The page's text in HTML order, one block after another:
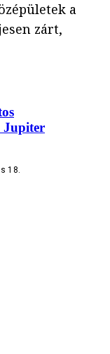
a
zárt,
Jupiter
18.